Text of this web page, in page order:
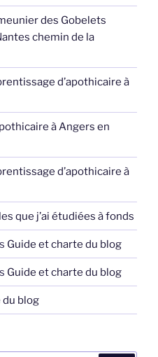
des Gobelets
chemin de la
d’apothicaire à
à Angers en
d’apothicaire à
que j’ai étudiées à fonds
Guide et charte du blog
Guide et charte du blog
du blog